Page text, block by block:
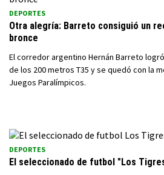
DEPORTES
Otra alegría: Barreto consiguió un
bronce
El corredor argentino Hernán Barreto
de los 200 metros T35 y se quedó con la
Juegos Paralímpicos.
DEPORTES
El seleccionado de futbol "Los